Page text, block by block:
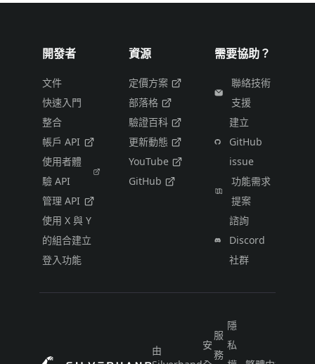
開發者
文件
快速入門
整合
帳戶 API
使用者體
驗 API
管理 API
使用 X 與 Y
的組合建立
登入功能
資源
定價方案
部落格
驗證百科
更新動態
YouTube
GitHub
需要協助？
聯絡技術
支援
建立
GitHub
issue
功能需求
提案
諮詢
Discord
社群
由
安
服
務
隱
私